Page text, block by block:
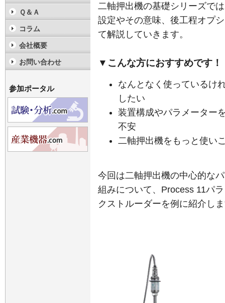
二軸押出機の基礎シリーズで
設定やその意味、後工程オプ
て解説していきます。
▼こんな方におすすめです！
なんとなく使っているけ
したい
装置構成やパラメーター
不安
二軸押出機をもっと使い
今回は二軸押出機の中心的な
組みについて、Process 11パ
クストルーダーを例に紹介し
Ｑ＆Ａ
コラム
会社概要
お問い合わせ
参加ポータル